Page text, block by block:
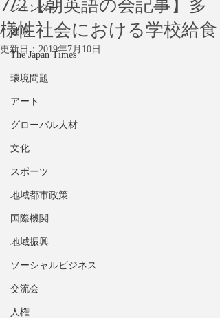
ジェンダー
健康
The Japan Times
環境問題
アート
グローバル人材
文化
スポーツ
地域都市政策
国際機関
地域振興
ソーシャルビジネス
交流会
人権
様性社会における学校給食
更新日： 2019年7月10日